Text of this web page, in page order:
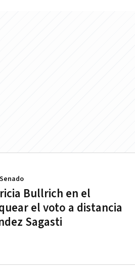
Bullrich en el
el voto a distancia
Sagasti